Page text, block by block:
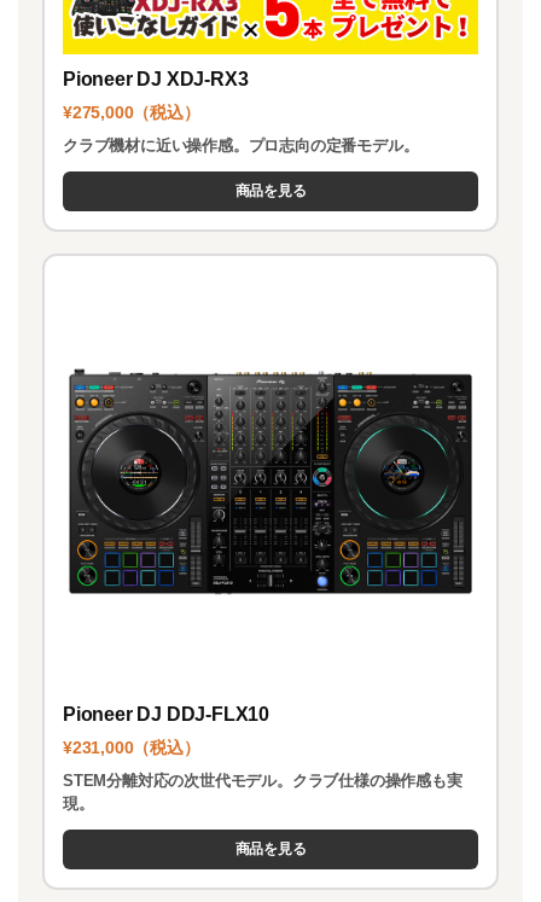
Pioneer DJ XDJ-RX3
¥275,000（税込）
クラブ機材に近い操作感。プロ志向の定番モデル。
商品を見る
Pioneer DJ DDJ-FLX10
¥231,000（税込）
STEM分離対応の次世代モデル。クラブ仕様の操作感も実
現。
商品を見る